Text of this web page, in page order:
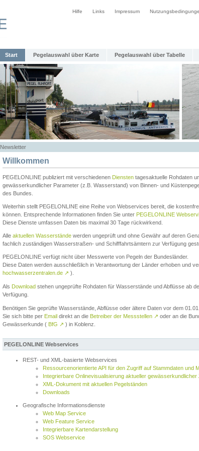
Hilfe Links Impressum
Start Pegelauswahl über Karte Pegelauswahl über Tabelle
Newsletter
Willkommen
PEGELONLINE publiziert mit verschiedenen Diensten tagesaktuelle Rohdaten
gewässerkundlicher Parameter (z.B. Wasserstand) von Binnen- und
des Bundes.
Weiterhin stellt PEGELONLINE eine Reihe von Webservices bereit, die
können. Entsprechende Informationen finden Sie unter PEGELONLINE
Diese Dienste umfassen Daten bis maximal 30 Tage rückwirkend.
Alle aktuellen Wasserstände werden ungeprüft und ohne Gewähr auf deren
fachlich zuständigen Wasserstraßen- und Schifffahrtsämtern zur Verfügung
PEGELONLINE verfügt nicht über Messwerte von Pegeln der Bundesländer.
Diese Daten werden ausschließlich in Verantwortung der Länder erhoben und
hochwasserzentralen.de ↗ ).
Als Download stehen ungeprüfte Rohdaten für Wasserstände und Abflüsse ab
Verfügung.
Benötigen Sie geprüfte Wasserstände, Abflüsse oder ältere Daten vor dem
Sie sich bitte per Email direkt an die Betreiber der Messstellen ↗ oder an die
Gewässerkunde ( BfG ↗ ) in Koblenz.
PEGELONLINE Webservices
REST- und XML-basierte Webservices
Ressourcenorientierte API für den Zugriff auf Stammdaten und
Integrierbare Onlinevisualisierung aktueller gewässerkundlicher
XML-Dokument mit aktuellen Pegelständen
Downloads
Geografische Informationsdienste
Web Map Service
Web Feature Service
Integrierbare Kartendarstellung
SOS Webservice